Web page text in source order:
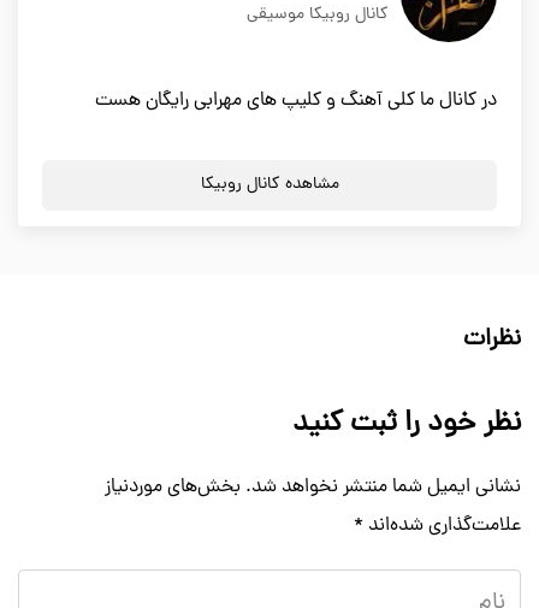
کانال روبیکا موسیقی
در کانال ما کلی آهنگ و کلیپ های مهرابی رایگان هست
مشاهده کانال روبیکا
نظرات
نظر خود را ثبت کنید
نشانی ایمیل شما منتشر نخواهد شد. بخش‌های موردنیاز
علامت‌گذاری شده‌اند *